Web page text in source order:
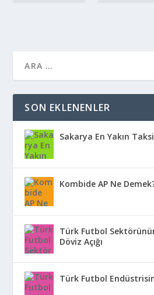
SON EKLENENLER
Sakarya En Yakın Taksi
Kombide AP Ne
Türk Futbol
Döviz Açığı
Türk Futbol